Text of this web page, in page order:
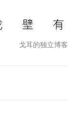
戈耳的独立博客